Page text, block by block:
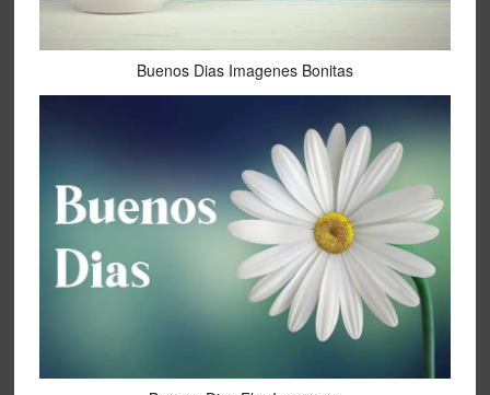
Buenos Dias Imagenes Bonitas